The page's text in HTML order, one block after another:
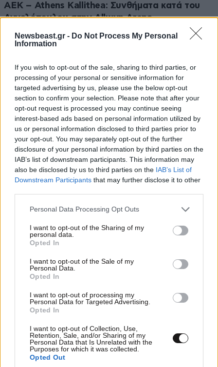
Newsbeast.gr - Do Not Process My Personal
Information
If you wish to opt-out of the sale, sharing to third parties, or
processing of your personal or sensitive information for
targeted advertising by us, please use the below opt-out
section to confirm your selection. Please note that after your
opt-out request is processed you may continue seeing
interest-based ads based on personal information utilized by
us or personal information disclosed to third parties prior to
your opt-out. You may separately opt-out of the further
disclosure of your personal information by third parties on the
IAB’s list of downstream participants. This information may
also be disclosed by us to third parties on the IAB’s List of
Downstream Participants that may further disclose it to other
Please note that this website/app uses one or more Google
not limited to your visit or usage behaviour. You may click to
grant or deny consent to Google and its third-party tags to
use your data for below specified purposes in below Google
consent section.
Personal Data Processing Opt Outs
I want to opt-out of the Sharing of my
personal data.
Opted In
I want to opt-out of the Sale of my
Personal Data.
Opted In
I want to opt-out of processing my
Personal Data for Targeted Advertising.
Opted In
I want to opt-out of Collection, Use,
Retention, Sale, and/or Sharing of my
Personal Data that Is Unrelated with the
Purposes for which it was collected.
Opted Out
ΑΕΚ – Athens Kallithea: Συνθήματα κατά του
Αγγελόπουλου στην Allwyn Arena
Ακολουθήστε τοNEWSBEASTστοGoogle News
και μάθετε πρώτοι όλες τις ειδήσεις
ΣΧΌΛΙΑ ΑΝΑΓΝΩΣΤΏΝ
ΠΡΟΣΘΕΣΤΕ ΤΟ ΣΧΟΛΙΟ ΣΑΣ